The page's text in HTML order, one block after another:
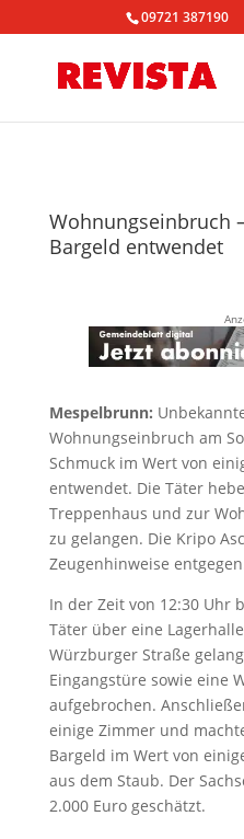
09721 387190
Wohnungseinbruch
Bargeld entwendet
Mespelbrunn:
Wohnungseinbruch am
Schmuck im Wert von
entwendet. Die Täter
Treppenhaus und zur
zu gelangen. Die Kripo
Zeugenhinweise
In der Zeit von 12:30 Uhr
Täter über eine
Würzburger Straße
Eingangstüre sowie eine
aufgebrochen.
einige Zimmer und
Bargeld im Wert von
aus dem Staub. Der
2.000 Euro geschätzt.